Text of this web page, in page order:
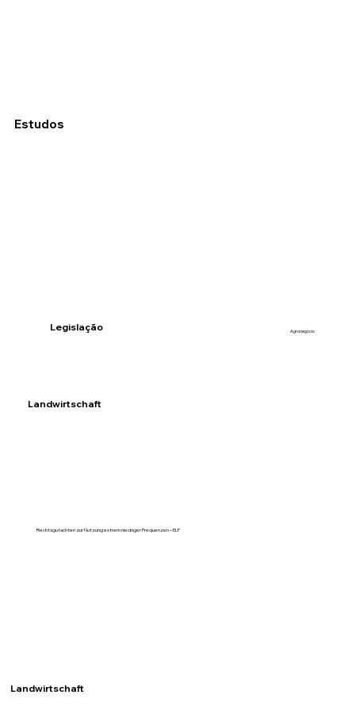
Estudos
Legislação Agronegócio
Landwirtschaft
Rechtsgutachten zur Nutzung extrem niedriger Frequenzen – ELF
Landwirtschaft